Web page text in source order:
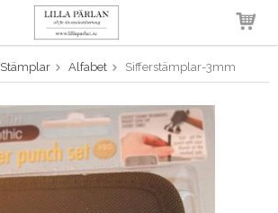
Produkten har blivit tillagd i
varukorgen
Stämplar Alfabet Sifferstämplar-3mm